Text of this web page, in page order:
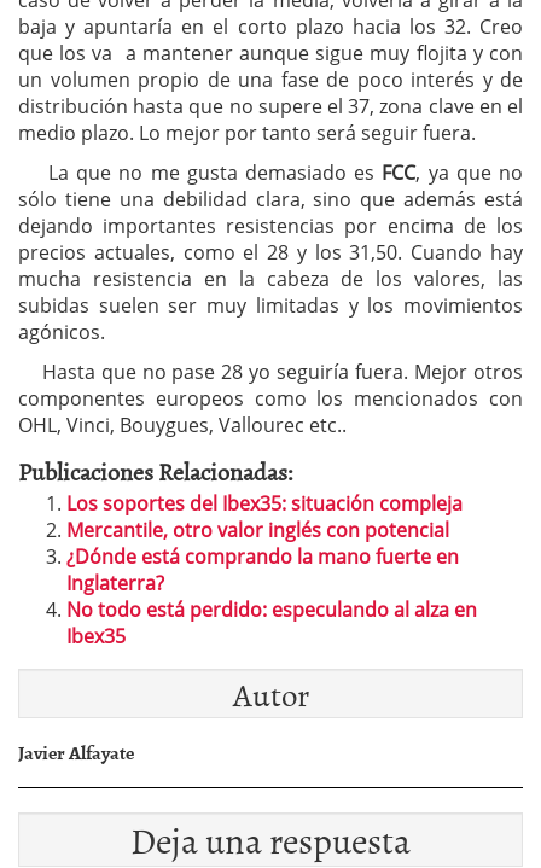
baja y apuntaría en el corto plazo hacia los 32. Creo
que los va a mantener aunque sigue muy flojita y con
un volumen propio de una fase de poco interés y de
distribución hasta que no supere el 37, zona clave en el
medio plazo. Lo mejor por tanto será seguir fuera.
La que no me gusta demasiado es FCC, ya que no
sólo tiene una debilidad clara, sino que además está
dejando importantes resistencias por encima de los
precios actuales, como el 28 y los 31,50. Cuando hay
mucha resistencia en la cabeza de los valores, las
subidas suelen ser muy limitadas y los movimientos
agónicos.
Hasta que no pase 28 yo seguiría fuera. Mejor otros
componentes europeos como los mencionados con
OHL, Vinci, Bouygues, Vallourec etc..
Publicaciones Relacionadas:
Los soportes del Ibex35: situación compleja
Mercantile, otro valor inglés con potencial
¿Dónde está comprando la mano fuerte en
Inglaterra?
No todo está perdido: especulando al alza en
Ibex35
Autor
Javier Alfayate
Deja una respuesta